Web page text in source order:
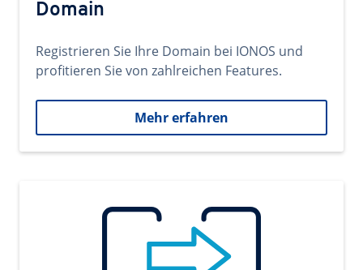
Domain
Registrieren Sie Ihre Domain bei IONOS und
profitieren Sie von zahlreichen Features.
Mehr erfahren